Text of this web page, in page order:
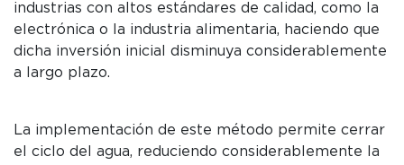
industrias con altos estándares de calidad, como la
electrónica o la industria alimentaria, haciendo que
dicha inversión inicial disminuya considerablemente
a largo plazo.
La implementación de este método permite cerrar
el ciclo del agua, reduciendo considerablemente la